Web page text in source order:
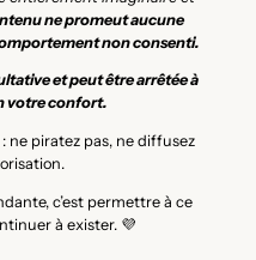
ne promeut aucune
non consenti.
et peut être arrêtée à
votre confort.
ne piratez pas, ne diffusez
c’est permettre à ce
à exister. 💜